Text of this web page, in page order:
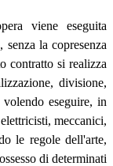
viene eseguita
la copresenza
contratto si realizza
divisione,
eseguire, in
meccanici,
le regole dell'arte,
di determinati